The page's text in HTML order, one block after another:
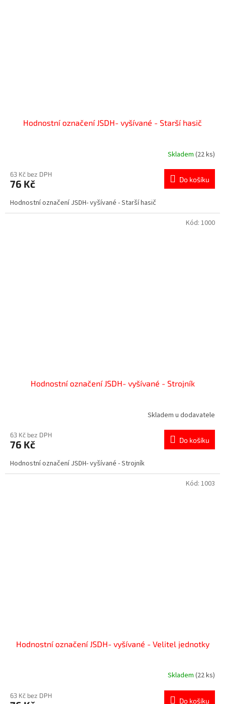
Hodnostní označení JSDH- vyšívané - Starší hasič
Skladem (22 ks)
63 Kč bez DPH
76 Kč Do košíku
Hodnostní označení JSDH- vyšívané - Starší hasič
Hodnostní označení JSDH- vyšívané - Strojník
Skladem u dodavatele
63 Kč bez DPH
76 Kč Do košíku
Hodnostní označení JSDH- vyšívané - Strojník
Kód: 1000
Hodnostní označení JSDH- vyšívané - Velitel jednotky
Skladem (22 ks)
63 Kč bez DPH
Do košíku
Kód: 1003